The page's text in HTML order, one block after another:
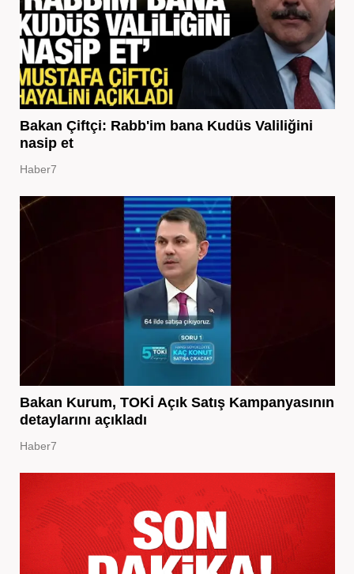
Bakan Çiftçi: Rabb'im bana Kudüs Valiliğini
nasip et
Haber7
Bakan Kurum, TOKİ Açık Satış Kampanyasının
detaylarını açıkladı
Haber7